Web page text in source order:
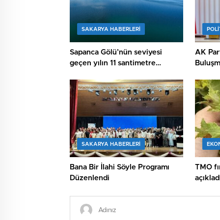
SAKARYA HABERLERI
Sapanca Gölü’nün seviyesi
geçen yılın 11 santimetre
AK
SAKARYA HABERLERI
Bana Bir İlahi Söyle Programı
Düzenlendi
TMO